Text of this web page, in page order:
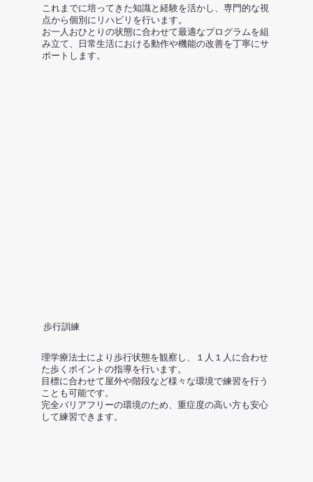
これまでに培ってきた知識と経験を活かし、専門的な視
点から個別にリハビリを行います。
お一人おひとりの状態に合わせて最適なプログラムを組
み立て、日常生活における動作や機能の改善を丁寧にサ
ポートします。
​歩行訓練
理学療法士により歩行状態を観察し、１人１人に合わせ
た歩くポイントの指導を行います。
目標に合わせて屋外や階段など様々な環境で練習を行う
ことも可能です。
​完全バリアフリーの環境のため、重症度の高い方も安心
して練習できます。